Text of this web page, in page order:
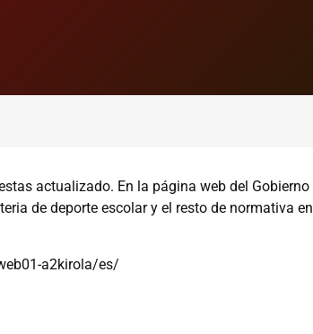
actualizado. En la página web del Gobierno
de deporte escolar y el resto de normativa en
a2kirola/es/